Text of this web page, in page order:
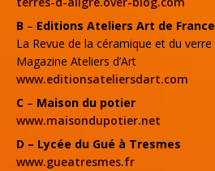
B – Editions Ateliers Art de France
La Revue de la céramique et du verre
Magazine Ateliers d’Art
www.editionsateliersdart.com
C – Maison du potier
www.maisondupotier.net
D – Lycée du Gué à Tresmes
www.gueatresmes.fr